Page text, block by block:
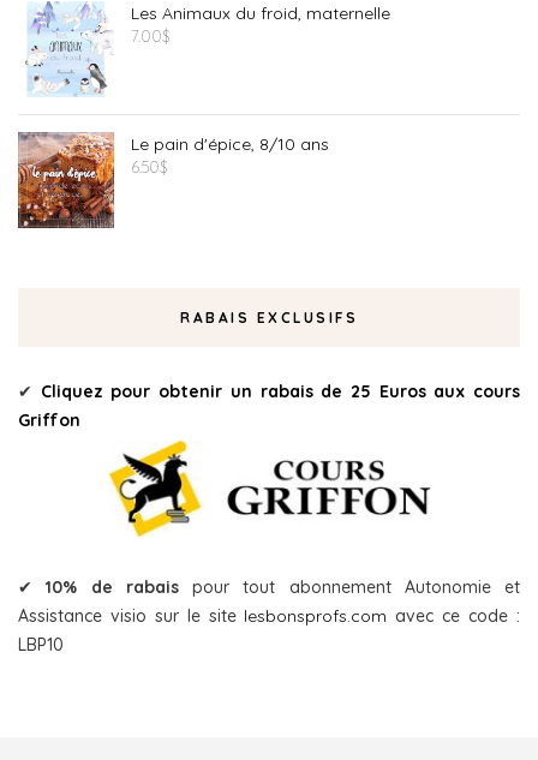
Les Animaux du froid, maternelle
7.00$
Le pain d'épice, 8/10 ans
6.50$
RABAIS EXCLUSIFS
✔ Cliquez pour obtenir un rabais de 25 Euros aux cours
Griffon
✔10% de rabaispour tout abonnement Autonomie et
Assistance visio sur le site lesbonsprofs.com avec ce code :
LBP10